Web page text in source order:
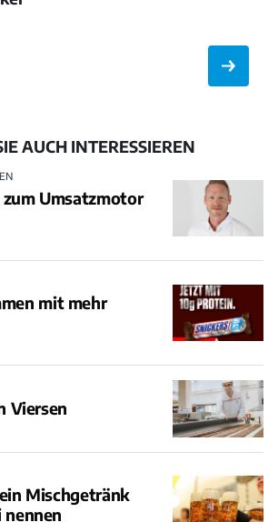
AUCH INTERESSIEREN
Umsatzmotor
mit mehr
Viersen
Mischgetränk